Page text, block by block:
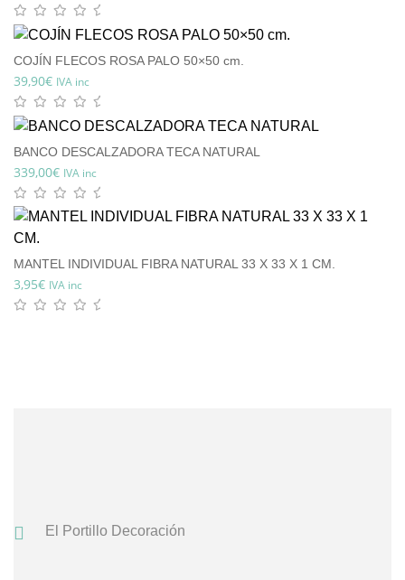
COJÍN FLECOS ROSA PALO 50×50 cm.
39,90€ IVA inc
BANCO DESCALZADORA TECA NATURAL
339,00€ IVA inc
MANTEL INDIVIDUAL FIBRA NATURAL 33 X 33 X 1 CM.
3,95€ IVA inc
El Portillo Decoración